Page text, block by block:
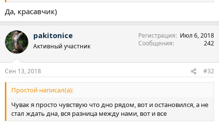
Да, красавчик)
pakitonice
Активный участник
Регистрация
Июл 6, 2018
Сообщения
242
Сен 13, 2018 #32
Простой написал(а):
Чувак я просто чувствую что дно рядом, вот и остановился, а не
стал ждать дна, вся разница между нами, вот и все